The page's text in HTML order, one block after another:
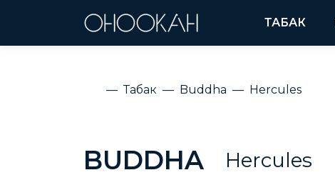
ТАБАК
Табак Buddha Hercules
BUDDHA Hercules